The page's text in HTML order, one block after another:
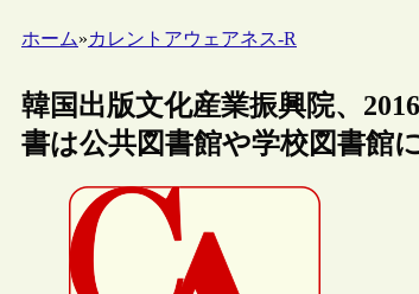
ホーム»カレントアウェアネス-R
韓国出版文化産業振興院、
書は公共図書館や学校図書館